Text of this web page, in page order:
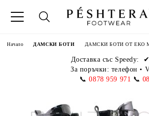
Начало ДАМСКИ БОТИ ДАМСКИ БОТИ ОТ EKO
Доставка със Speedy:
За поръчки: телефон•
📞 0878 959 971 📞